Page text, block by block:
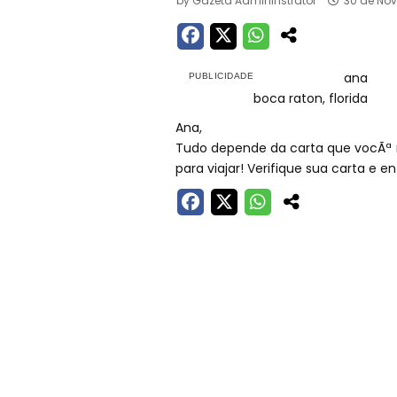
ana
boca raton, florida
Ana,
Tudo depende da carta que
para viajar! Verifique sua carta e